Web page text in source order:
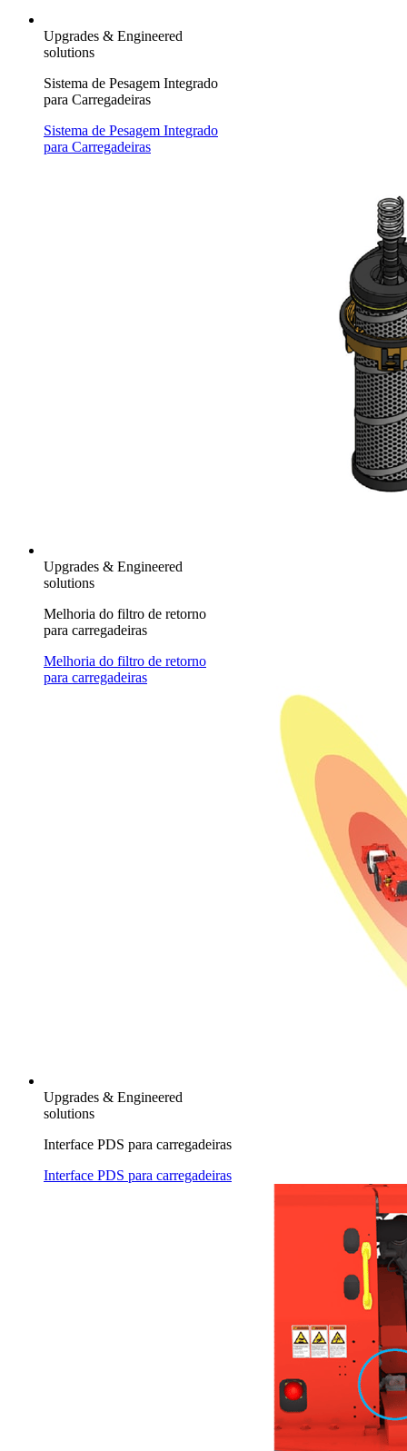
Upgrades & Engineered
solutions
Sistema de Pesagem Integrado
para Carregadeiras
Sistema de Pesagem Integrado
para Carregadeiras
Upgrades & Engineered
solutions
Melhoria do filtro de retorno
para carregadeiras
Melhoria do filtro de retorno
para carregadeiras
Upgrades & Engineered
solutions
Interface PDS para carregadeiras
Interface PDS para carregadeiras